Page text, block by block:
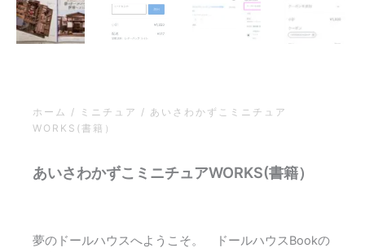
ホーム / ミニチュア / あいさわかずこミニチュア
WORKS(書籍）
あいさわかずこミニチュアWORKS(書籍）
夢のドールハウスへようこそ。 ドールハウスBookの